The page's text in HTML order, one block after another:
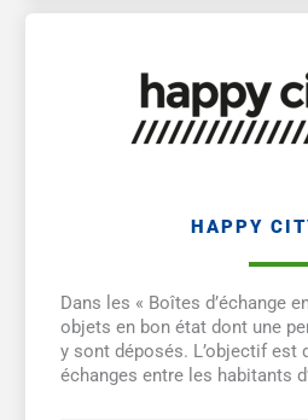
HAPPY
Dans les « Boîtes d’échange
objets en bon état dont une
y sont déposés. L’objectif est
échanges entre les habitants